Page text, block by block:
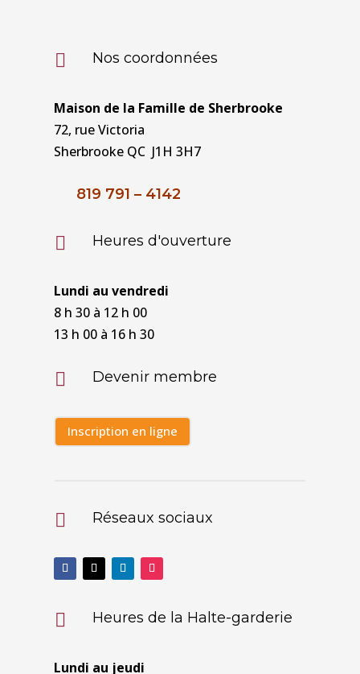
 Nos coordonnées
Maison de la Famille de Sherbrooke
72, rue Victoria
Sherbrooke QC J1H 3H7
819 791 – 4142
 Heures d'ouverture
Lundi au vendredi
8 h 30 à 12 h 00
13 h 00 à 16 h 30
 Devenir membre
Inscription en ligne
 Réseaux sociaux
 Heures de la Halte-garderie
Lundi au jeudi